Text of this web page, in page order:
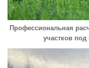
Профессиональная
участков